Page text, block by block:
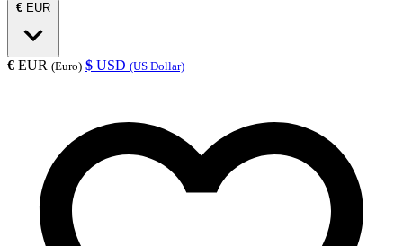
€ EUR
€ EUR (Euro) $ USD (US Dollar)